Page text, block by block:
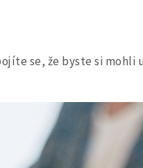
se, že byste si mohli
for: